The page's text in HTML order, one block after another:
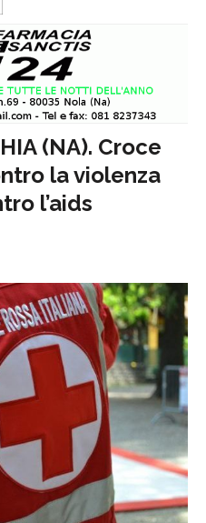
(NA). Croce
la violenza
l’aids